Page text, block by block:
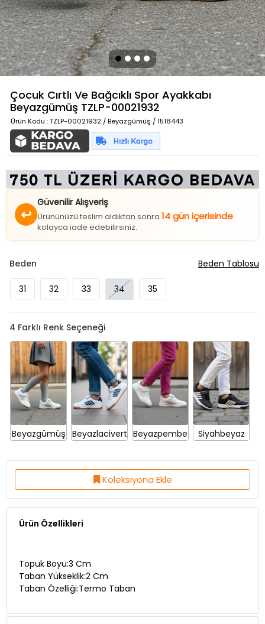
Çocuk Cırtlı Ve Bağcıklı Spor Ayakkabı
Beyazgümüş TZLP-00021932
Ürün Kodu : TZLP-00021932 / Beyazgümüş / 1518443
↩
Güvenilir Alışveriş
Ürününüzü teslim aldıktan sonra 14 gün içerisinde
kolayca iade edebilirsiniz.
Beden
31 32 33 34 35
Beden Tablosu
4 Farklı Renk Seçeneği
Beyazgümüş Beyazlacivert Beyazpembe Siyahbeyaz
Koleksiyona Ekle
Ürün Özellikleri
Topuk Boyu:3 Cm
Taban Yükseklik:2 Cm
Taban Özelliği:Termo Taban